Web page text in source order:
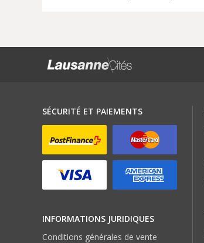
SÉCURITÉ ET PAIEMENTS
INFORMATIONS JURIDIQUES
Conditions générales de vente